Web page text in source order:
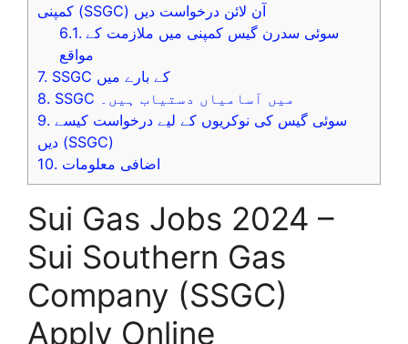
کمپنی (SSGC) آن لائن درخواست دیں
6.1.
مواقع
7.
SSGC کے بارے میں
8.
SSGC میں آسامیاں دستیاب ہیں۔
9.
دیں (SSGC)
10. اضافی معلومات
Sui Gas Jobs 2024 –
Sui Southern Gas
Company (SSGC)
Apply Online